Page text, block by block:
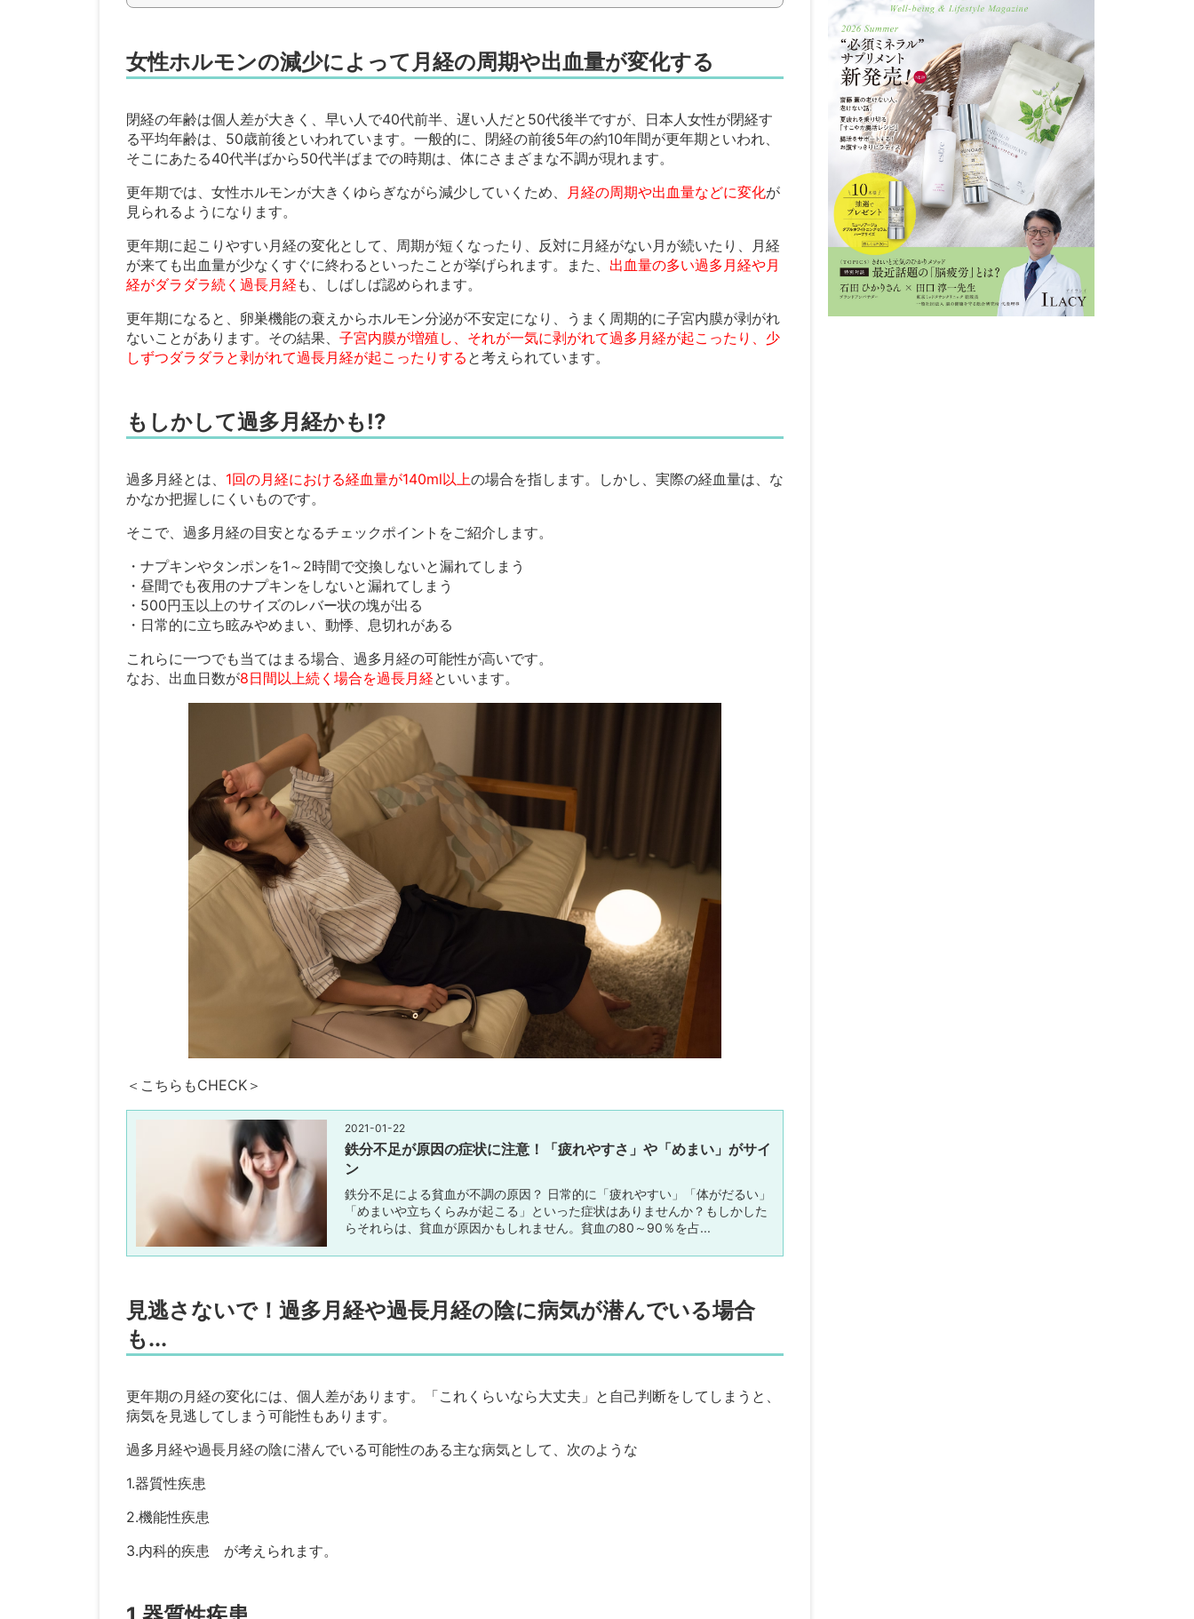
女性ホルモンの減少によって月経の周期や出血量が変化する
閉経の年齢は個人差が大きく、早い人で40代前半、遅い人だと50代後半ですが、日本人女性が閉経す
る平均年齢は、50歳前後といわれています。一般的に、閉経の前後5年の約10年間が更年期といわれ、
そこにあたる40代半ばから50代半ばまでの時期は、体にさまざまな不調が現れます。
更年期では、女性ホルモンが大きくゆらぎながら減少していくため、 月経の周期や出血量などに変化が
見られるようになります。
更年期に起こりやすい月経の変化として、周期が短くなったり、反対に月経がない月が続いたり、月経
が来ても出血量が少なくすぐに終わるといったことが挙げられます。また、 出血量の多い過多月経や月
経がダラダラ続く過長月経 も、しばしば認められます。
更年期になると、卵巣機能の衰えからホルモン分泌が不安定になり、うまく周期的に子宮内膜が剥がれ
ないことがあります。その結果、 子宮内膜が増殖し、それが一気に剥がれて過多月経が起こったり、少
しずつダラダラと剥がれて過長月経が起こったりする と考えられています。
もしかして過多月経かも!?
過多月経とは、 1回の月経における経血量が140ml以上の場合を指します。しかし、実際の経血量は、な
かなか把握しにくいものです。
そこで、過多月経の目安となるチェックポイントをご紹介します。
・ナプキンやタンポンを1～2時間で交換しないと漏れてしまう
・昼間でも夜用のナプキンをしないと漏れてしまう
・500円玉以上のサイズのレバー状の塊が出る
・日常的に立ち眩みやめまい、動悸、息切れがある
これらに一つでも当てはまる場合、過多月経の可能性が高いです。
なお、出血日数が8日間以上続く場合を過長月経といいます。
＜こちらもCHECK＞
2021-01-22
鉄分不足が原因の症状に注意！「疲れやすさ」や「めまい」がサイ
ン
鉄分不足による貧血が不調の原因？ 日常的に「疲れやすい」「体がだるい」
「めまいや立ちくらみが起こる」といった症状はありませんか？もしかした
らそれらは、貧血が原因かもしれません。貧血の80～90％を占...
見逃さないで！過多月経や過長月経の陰に病気が潜んでいる場合
も...
更年期の月経の変化には、個人差があります。「これくらいなら大丈夫」と自己判断をしてしまうと、
病気を見逃してしまう可能性もあります。
過多月経や過長月経の陰に潜んでいる可能性のある主な病気として、次のような
1.器質性疾患
2.機能性疾患
3.内科的疾患 が考えられます。